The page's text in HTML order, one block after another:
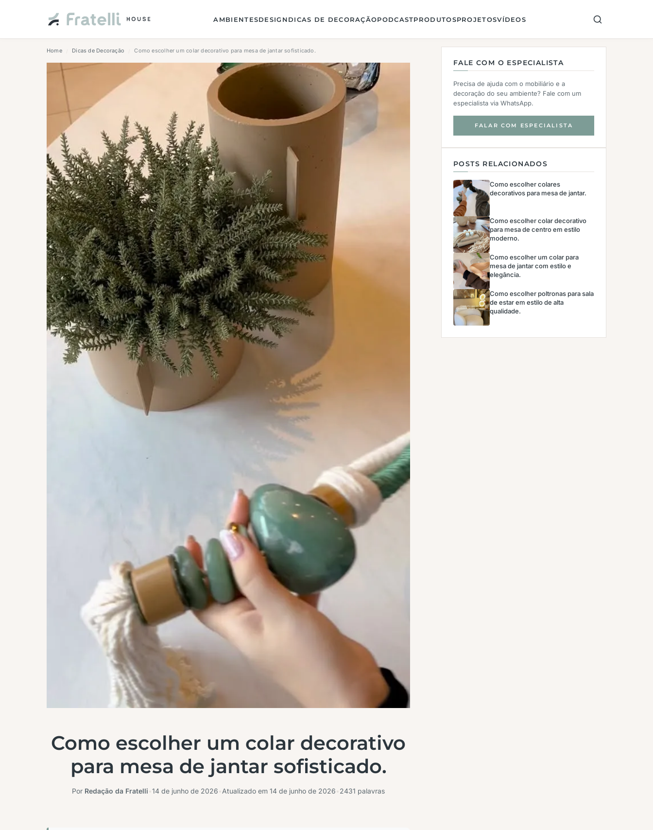
AMBIENTESDESIGNDICAS DE DECORAÇÃOPODCASTPRODUTOSPROJETOSVÍDEOS
Home Dicas de Decoração Como escolher um colar decorativo para mesa de jantar sofisticado.
Como escolher um colar decorativo
para mesa de jantar sofisticado.
Por Redação da Fratelli 14 de junho de 2026 Atualizado em 14 de junho de 2026 2431 palavras
FALE COM O ESPECIALISTA
Precisa de ajuda com o mobiliário e a
decoração do seu ambiente? Fale com um
especialista via WhatsApp.
FALAR COM ESPECIALISTA
POSTS RELACIONADOS
Como escolher colares
decorativos para mesa de jantar.
Como escolher colar decorativo
para mesa de centro em estilo
moderno.
Como escolher um colar para
mesa de jantar com estilo e
elegância.
Como escolher poltronas para sala
de estar em estilo de alta
qualidade.